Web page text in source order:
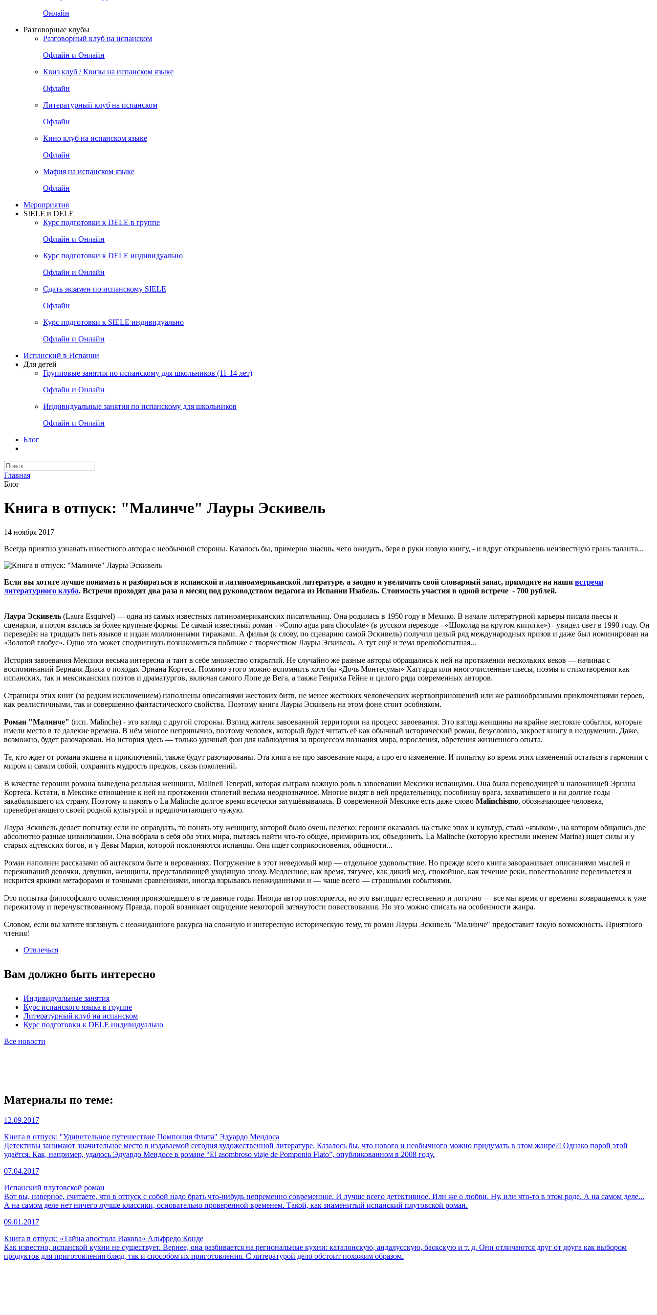
Онлайн
Разговорные клубы
Разговорный клуб на испанском
Офлайн и Онлайн
Квиз клуб / Квизы на испанском языке
Офлайн
Литературный клуб на испанском
Офлайн
Кино клуб на испанском языке
Офлайн
Мафия на испанском языке
Офлайн
Мероприятия
SIELE и DELE
Курс подготовки к DELE в группе
Офлайн и Онлайн
Курс подготовки к DELE индивидуально
Офлайн и Онлайн
Сдать экзамен по испанскому SIELE
Офлайн
Курс подготовки к SIELE индивидуально
Офлайн и Онлайн
Испанский в Испании
Для детей
Групповые занятия по испанскому для школьников (11-14 лет)
Офлайн и Онлайн
Индивидуальные занятия по испанскому для школьников
Офлайн и Онлайн
Блог
Главная
Блог
Книга в отпуск: "Малинче" Лауры Эскивель
14 ноября 2017
Всегда приятно узнавать известного автора с необычной стороны. Казалось бы, примерно знаешь, чего ожидать, беря в руки новую книгу, - и вдруг открываешь неизвестную грань таланта...
Если вы хотите лучше понимать и разбираться в испанской и латиноамериканской литературе, а заодно и увеличить свой словарный запас, приходите на наши встречи
литературного клуба. Встречи проходят два раза в месяц под руководством педагога из Испании Изабель. Стоимость участия в одной встрече - 700 рублей.
Лаура Эскивель (Laura Esquivel) — одна из самых известных латиноамериканских писательниц. Она родилась в 1950 году в Мехико. В начале литературной карьеры писала пьесы и
сценарии, а потом взялась за более крупные формы. Её самый известный роман - «Como agua para chocolate» (в русском переводе - «Шоколад на крутом кипятке») - увидел свет в 1990 году. Он
переведён на тридцать пять языков и издан миллионными тиражами. А фильм (к слову, по сценарию самой Эскивель) получил целый ряд международных призов и даже был номинирован на
«Золотой глобус». Одно это может сподвигнуть познакомиться поближе с творчеством Лауры Эскивель. А тут ещё и тема прелюбопытная...
История завоевания Мексики весьма интересна и таит в себе множество открытий. Не случайно же разные авторы обращались к ней на протяжении нескольких веков — начиная с
воспоминаний Берналя Диаса о походах Эрнана Кортеса. Помимо этого можно вспомнить хотя бы «Дочь Монтесумы» Хаггарда или многочисленные пьесы, поэмы и стихотворения как
испанских, так и мексиканских поэтов и драматургов, включая самого Лопе де Вега, а также Генриха Гейне и целого ряда современных авторов.
Страницы этих книг (за редким исключением) наполнены описаниями жестоких битв, не менее жестоких человеческих жертвоприношений или же разнообразными приключениями героев,
как реалистичными, так и совершенно фантастического свойства. Поэтому книга Лауры Эскивель на этом фоне стоит особняком.
Роман "Малинче" (исп. Malinche) - это взгляд с другой стороны. Взгляд жителя завоеванной территории на процесс завоевания. Это взгляд женщины на крайне жестокие события, которые
имели место в те далекие времена. В нём многое непривычно, поэтому человек, который будет читать её как обычный исторический роман, безусловно, закроет книгу в недоумении. Даже,
возможно, будет разочарован. Но история здесь — только удачный фон для наблюдения за процессом познания мира, взросления, обретения жизненного опыта.
Те, кто ждет от романа экшена и приключений, также будут разочарованы. Эта книга не про завоевание мира, а про его изменение. И попытку во время этих изменений остаться в гармонии с
миром и самим собой, сохранить мудрость предков, связь поколений.
В качестве героини романа выведена реальная женщина, Malineli Tenepatl, которая сыграла важную роль в завоевании Мексики испанцами. Она была переводчицей и наложницей Эрнана
Кортеса. Кстати, в Мексике отношение к ней на протяжении столетий весьма неоднозначное. Многие видят в ней предательницу, пособницу врага, захватившего и на долгие годы
закабалившего их страну. Поэтому и память о La Malinche долгое время всячески затушёвывалась. В современной Мексике есть даже слово Malinchismo, обозначающее человека,
пренебрегающего своей родной культурой и предпочитающего чужую.
Лаура Эскивель делает попытку если не оправдать, то понять эту женщину, которой было очень нелегко: героиня оказалась на стыке эпох и культур, стала «языком», на котором общались две
абсолютно разные цивилизации. Она вобрала в себя оба этих мира, пытаясь найти что-то общее, примирить их, объединить. La Malinche (которую крестили именем Marina) ищет силы и у
старых ацтекских богов, и у Девы Марии, которой поклоняются испанцы. Она ищет соприкосновения, общности...
Роман наполнен рассказами об ацтекском быте и верованиях. Погружение в этот неведомый мир — отдельное удовольствие. Но прежде всего книга завораживает описаниями мыслей и
переживаний девочки, девушки, женщины, представляющей уходящую эпоху. Медленное, как время, тягучее, как дикий мед, спокойное, как течение реки, повествование переливается и
искрится яркими метафорами и точными сравнениями, иногда взрываясь неожиданными и — чаще всего — страшными событиями.
Это попытка философского осмысления произошедшего в те давние годы. Иногда автор повторяется, но это выглядит естественно и логично — все мы время от времени возвращаемся к уже
пережитому и перечувствованному Правда, порой возникает ощущение некоторой затянутости повествования. Но это можно списать на особенности жанра.
Словом, если вы хотите взглянуть с неожиданного ракурса на сложную и интересную историческую тему, то роман Лауры Эскивель "Малинче" предоставит такую возможность. Приятного
чтения!
Отвлечься
Вам должно быть интересно
Индивидуальные занятия
Курс испанского языка в группе
Литературный клуб на испанском
Курс подготовки к DELE индивидуально
Все новости
Материалы по теме:
12.09.2017
Книга в отпуск: "Удивительное путешествие Помпония Флата" Эдуардо Мендоса
Детективы занимают значительное место в издаваемой сегодня художественной литературе. Казалось бы, что нового и необычного можно придумать в этом жанре?! Однако порой этой
удаётся. Как, например, удалось Эдуардо Мендосе в романе “El asombroso viaje de Pomponio Flato”, опубликованном в 2008 году.
07.04.2017
Испанский плутовской роман
Вот вы, наверное, считаете, что в отпуск с собой надо брать что-нибудь непременно современное. И лучше всего детективное. Или же о любви. Ну, или что-то в этом роде. А на самом деле...
А на самом деле нет ничего лучше классики, основательно проверенной временем. Такой, как знаменитый испанский плутовской роман.
09.01.2017
Книга в отпуск: «Тайна апостола Иакова» Альфредо Конде
Как известно, испанской кухни не существует. Вернее, она разбивается на региональные кухни: каталонскую, андалусскую, баскскую и т. д. Они отличаются друг от друга как выбором
продуктов для приготовления блюд, так и способом их приготовления. С литературой дело обстоит похожим образом.